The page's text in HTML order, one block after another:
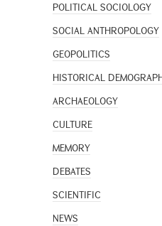
POLITICAL SOCIOLOGY
SOCIAL ANTHROPOLOGY
GEOPOLITICS
HISTORICAL
ARCHAEOLOGY
CULTURE
MEMORY
DEBATES
SCIENTIFIC
NEWS